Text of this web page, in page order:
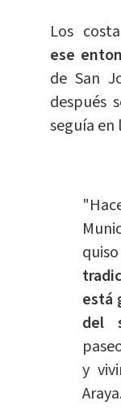
Los
ese
de San
después
seguía en
está
del
y